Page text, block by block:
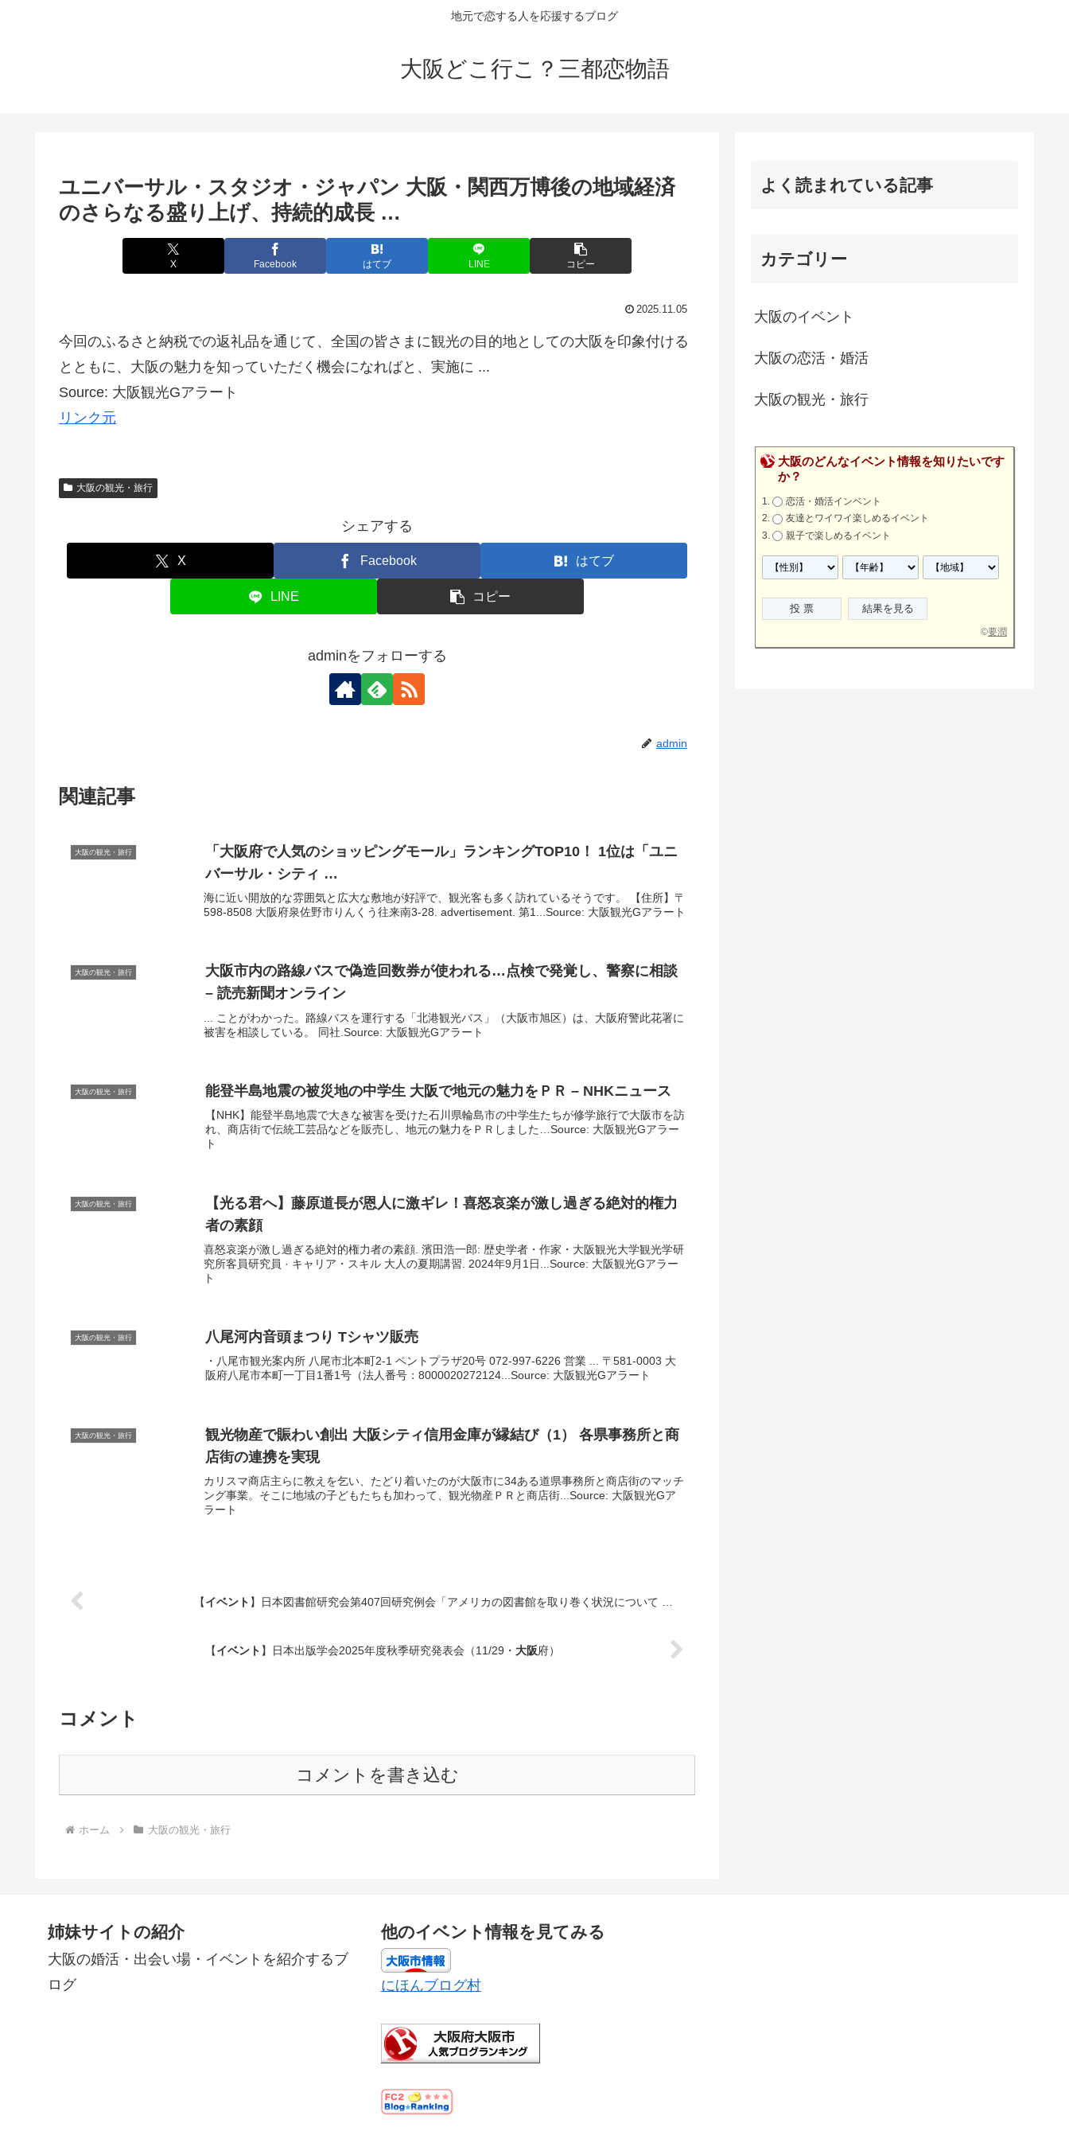
地元で恋する人を応援するブログ
大阪どこ行こ？三都恋物語
ユニバーサル・スタジオ・ジャパン 大阪 ・関西万博後の地域経済
のさらなる盛り上げ、持続的成長 …
X Facebook はてブ LINE コピー
2025.11.05
今回のふるさと納税での返礼品を通じて、全国の皆さまに観光の目的地としての大阪を印象付ける
とともに、大阪の魅力を知っていただく機会になればと、実施に ...
Source: 大阪観光Gアラート
リンク元
大阪の観光・旅行
シェアする
X Facebook はてブ
LINE コピー
adminをフォローする
admin
関連記事
大阪の観光・旅行 「 大阪府で人気のショッピングモール」ランキングTOP10！ 1位は「ユニ
バーサル・シティ …
海に近い開放的な雰囲気と広大な敷地が好評で、観光客も多く訪れているそうです。 【住所】〒
598-8508 大阪府泉佐野市りんくう往来南3-28. advertisement. 第1...Source: 大阪観光Gアラート
大阪の観光・旅行 大阪市内の路線バスで偽造回数券が使われる…点検で発覚し、警察に相談
– 読売新聞オンライン
... ことがわかった。路線バスを運行する「北港観光バス」（大阪市旭区）は、大阪府警此花署に
被害を相談している。 同社.Source: 大阪観光Gアラート
大阪の観光・旅行 能登半島地震の被災地の中学生 大阪で地元の魅力をＰＲ – NHKニュース
【NHK】能登半島地震で大きな被害を受けた石川県輪島市の中学生たちが修学旅行で大阪市を訪
れ、商店街で伝統工芸品などを販売し、地元の魅力をＰＲしました…Source: 大阪観光Gアラー
ト
大阪の観光・旅行
【光る君へ】藤原道長が恩人に激ギレ！喜怒哀楽が激し過ぎる絶対的権力
者の素顔
喜怒哀楽が激し過ぎる絶対的権力者の素顔. 濱田浩一郎: 歴史学者・作家・大阪観光大学観光学研
究所客員研究員 · キャリア・スキル 大人の夏期講習. 2024年9月1日...Source: 大阪観光Gアラー
ト
大阪の観光・旅行 八尾河内音頭まつり Tシャツ販売
・八尾市観光案内所 八尾市北本町2-1 ペントプラザ20号 072-997-6226 営業 ... 〒581-0003 大
阪府八尾市本町一丁目1番1号（法人番号：8000020272124...Source: 大阪観光Gアラート
大阪の観光・旅行 観光物産で賑わい創出 大阪シティ信用金庫が縁結び（1） 各県事務所と商
店街の連携を実現
カリスマ商店主らに教えを乞い、たどり着いたのが大阪市に34ある道県事務所と商店街のマッチ
ング事業。そこに地域の子どもたちも加わって、観光物産ＰＲと商店街...Source: 大阪観光Gア
ラート
【イベント 】日本図書館研究会第407回研究例会「アメリカの図書館を取り巻く状況について …
【イベント 】日本出版学会2025年度秋季研究発表会（11/29・ 大阪府）
コメント
コメントを書き込む
ホーム 大阪の観光・旅行
よく読まれている記事
カテゴリー
大阪のイベント
大阪の恋活・婚活
大阪の観光・旅行
大阪のどんなイベント情報を知りたいです
か？
恋活・婚活インベント
友達とワイワイ楽しめるイベント
親子で楽しめるイベント
©要潤
姉妹サイトの紹介
大阪の婚活・出会い場・イベントを紹介するブ
ログ
他のイベント情報を見てみる
にほんブログ村